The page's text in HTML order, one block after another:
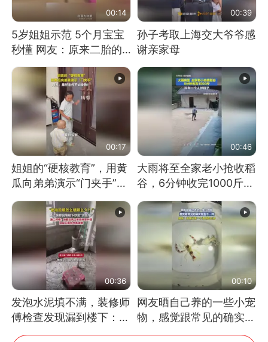
00:14
5岁姐姐示范 5个月宝宝
秒懂 网友：原来二胎的
快乐长这样
00:39
孙子考取上海交大爷爷感
谢亲家母
00:17
姐姐的“硬核教育”，用黄
瓜向弟弟演示“门夹手”，
网友：果然言传不如身
教！
00:46
大雨将至全家老小抢收稻
谷，6分钟收完1000斤，
没有一个人掉链子
00:36
发泡水泥填不满，装修师
傅检查发现漏到楼下：出
风口未延伸到外墙
00:10
网友晒自己养的一些小宠
物，感觉跟常见的确实有
些不一样